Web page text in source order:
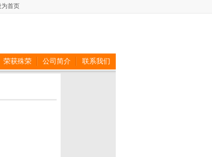
为首页
荣获殊荣 公司简介 联系我们